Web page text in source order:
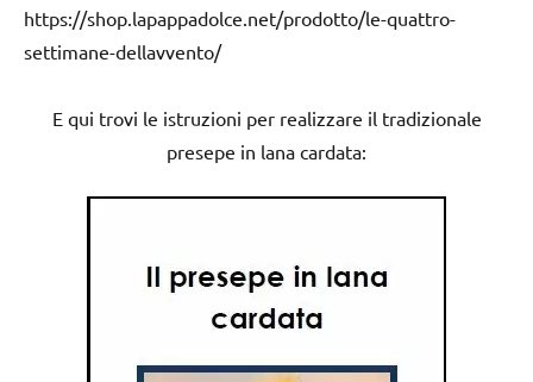
https://shop.lapappadolce.net/prodotto/le-quattro-
settimane-dellavvento/
E qui trovi le istruzioni per realizzare il tradizionale
presepe in lana cardata: